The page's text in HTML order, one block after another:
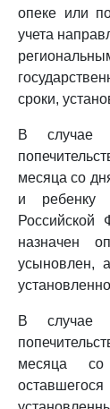
опеке или
учета
сроки,
В случае
месяца со
и ребенку
назначен
усыновлен,
В случае
месяца со